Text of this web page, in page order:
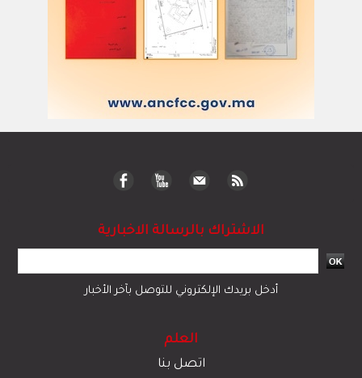
الاشتراك بالرسالة الاخبارية
أدخل بريدك الإلكتروني للتوصل بآخر الأخبار
العلم
اتصل بنا